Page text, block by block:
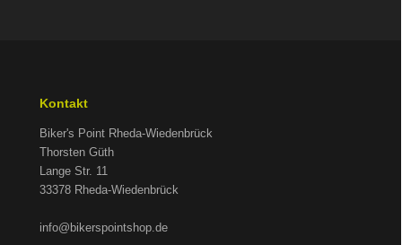
Kontakt
Biker's Point Rheda-Wiedenbrück
Thorsten Güth
Lange Str. 11
33378 Rheda-Wiedenbrück
info@bikerspointshop.de